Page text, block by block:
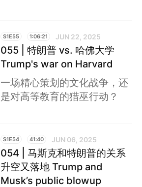
S1E55 1:06:21 JUN 22, 2025
055 | 特朗普 vs. 哈佛大学
Trump's war on Harvard
一场精心策划的文化战争，还
是对高等教育的猎巫行动？
S1E54 41:40 JUN 06, 2025
054 | 马斯克和特朗普的关系
升空又落地 Trump and
Musk’s public blowup